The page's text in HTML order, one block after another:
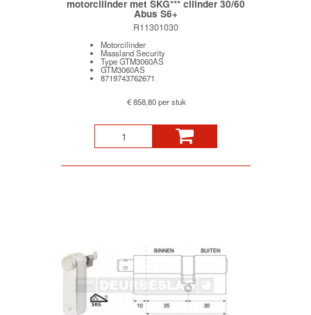
motorcilinder met SKG*** cilinder 30/60
Abus S6+
R11301030
Motorcilinder
Maasland Security
Type GTM3060AS
GTM3060AS
8719743762671
€ 858,80 per stuk